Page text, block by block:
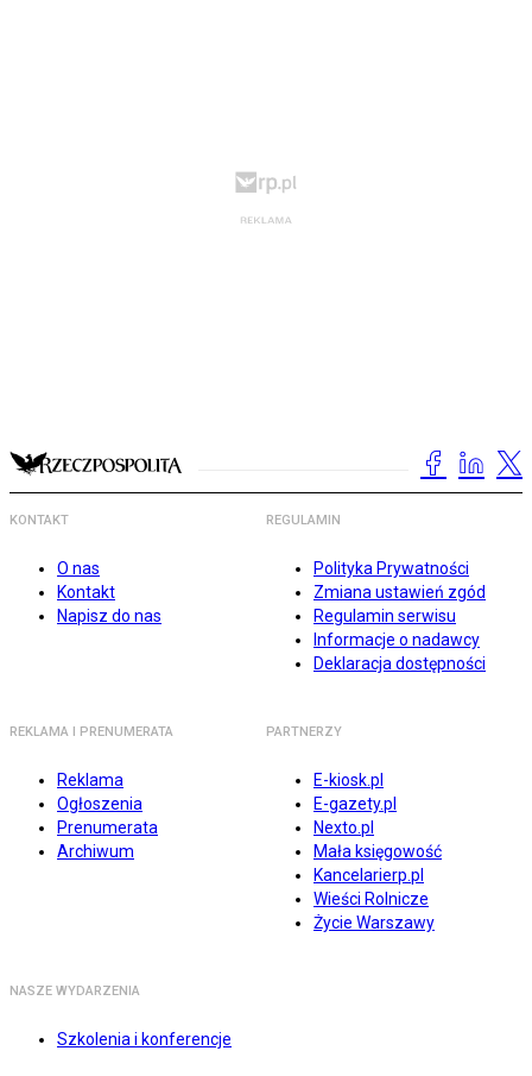
KONTAKT
O nas
Kontakt
Napisz do nas
REGULAMIN
Polityka Prywatności
Zmiana ustawień zgód
Regulamin serwisu
Informacje o nadawcy
Deklaracja dostępności
REKLAMA I PRENUMERATA
Reklama
Ogłoszenia
Prenumerata
Archiwum
PARTNERZY
E-kiosk.pl
E-gazety.pl
Nexto.pl
Mała księgowość
Kancelarierp.pl
Wieści Rolnicze
Życie Warszawy
NASZE WYDARZENIA
Szkolenia i konferencje